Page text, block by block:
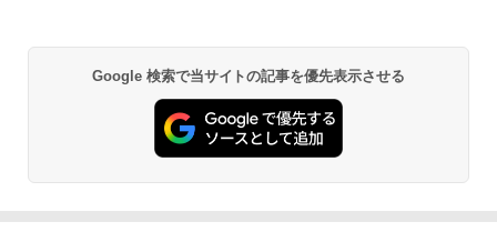
olaris Office搭載 最新MicrosoftOffice2
024可 Windows11 長期保証 中古PC
￥18,000
BRUCE WAYNE feat. Flo Milli, ATL Jacob
[Explicit]
￥250
by Amazon 天然水 ラベルレス 500ml ×24本
富士山の天然水 バナジウム含有 水 ミネラル
ウォーター ペットボトル 静岡県産 500ミリリ
ットル (Smart Basic)
異世界居酒屋「のぶ」(22) (角川コミックス・
エース)
￥832
Google 検索で当サイトの記事を優先表示させる